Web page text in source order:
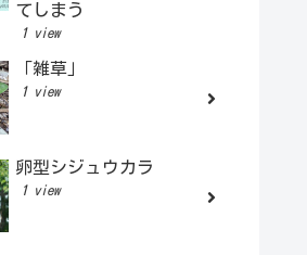
てしまう
1 view
「雑草」
1 view
卵型シジュウカラ
1 view